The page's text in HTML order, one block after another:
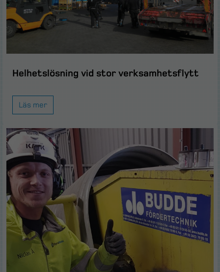
Helhetslösning vid stor verksamhetsflytt
Läs mer